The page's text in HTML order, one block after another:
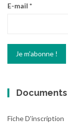
E-mail *
Fiche D'inscription